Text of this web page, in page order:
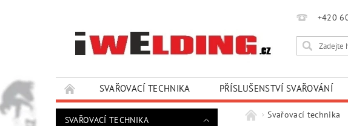
+420
SVAŘOVACÍ TECHNIKA PŘÍSLUŠENSTVÍ SVAŘOVÁNÍ
SLUŽBY A SERVIS
KONTAKTY
SVAŘOVACÍ TECHNIKA
Svařovací technika